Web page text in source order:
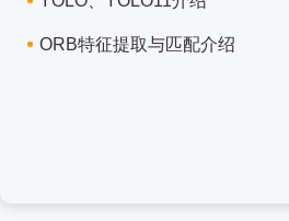
ORB特征提取与匹配介绍